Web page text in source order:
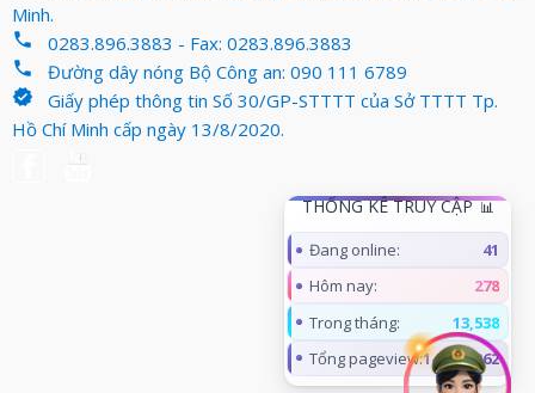
Minh.
phone 0283.896.3883 - Fax: 0283.896.3883
phone Đường dây nóng Bộ Công an: 090 111 6789
verified
Giấy phép thông tin Số 30/GP-STTTT của Sở TTTT Tp.
Hồ Chí Minh cấp ngày 13/8/2020.
THỐNG KÊ TRUY CẬP
Đang online:
41
Hôm nay:
278
Trong tháng:
13,538
Tổng pageview:14,962,062